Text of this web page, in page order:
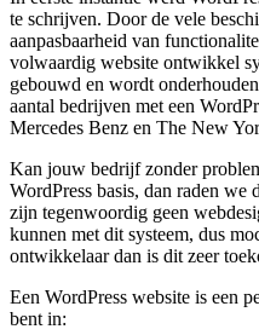
te schrijven. Door de vele
aanpasbaarheid van
volwaardig website ontwikkel
gebouwd en wordt
aantal bedrijven met een
Mercedes Benz en The New
Kan jouw bedrijf zonder
WordPress basis, dan raden
zijn tegenwoordig geen
kunnen met dit systeem, dus
ontwikkelaar dan is dit zeer
Een WordPress website is een
bent in: